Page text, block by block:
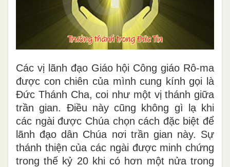
Các vị lãnh đạo Giáo hội Công giáo Rô-ma
được con chiên của mình cung kính gọi là
Đức Thánh Cha, coi như một vị thánh giữa
trần gian. Điều này cũng không gì lạ khi
các ngài được Chúa chọn cách đặc biệt để
lãnh đạo dân Chúa nơi trần gian này. Sự
thánh thiện của các ngài được minh chứng
trong thế kỷ 20 khi có hơn một nửa trong